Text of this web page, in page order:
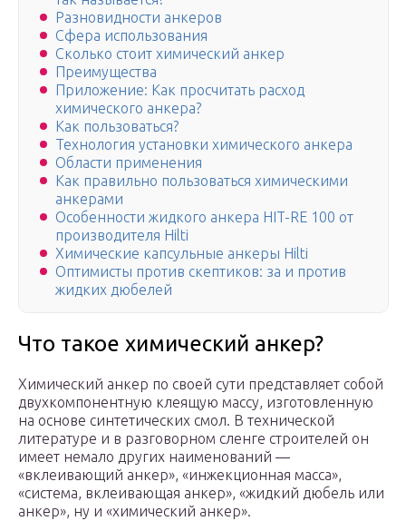
Разновидности анкеров
Сфера использования
Сколько стоит химический анкер
Преимущества
Приложение: Как просчитать расход
химического анкера?
Как пользоваться?
Технология установки химического анкера
Области применения
Как правильно пользоваться химическими
анкерами
Особенности жидкого анкера HIT-RE 100 от
производителя Hilti
Химические капсульные анкеры Hilti
Оптимисты против скептиков: за и против
жидких дюбелей
Что такое химический анкер?
Химический анкер по своей сути представляет собой
двухкомпонентную клеящую массу, изготовленную
на основе синтетических смол. В технической
литературе и в разговорном сленге строителей он
имеет немало других наименований —
«вклеивающий анкер», «инжекционная масса»,
«система, вклеивающая анкер», «жидкий дюбель или
анкер», ну и «химический анкер».